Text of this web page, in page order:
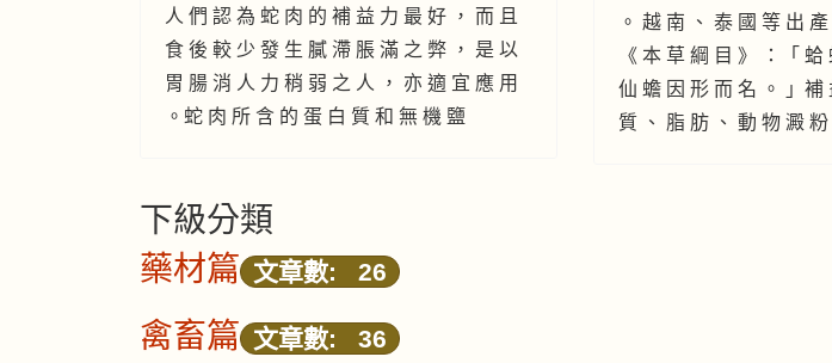
人 們 認 為 蛇 肉 的 補 益 力 最 好 ， 而 且
食 後 較 少 發 生 膩 滯 脹 滿 之 弊 ， 是 以
胃 腸 消 人 力 稍 弱 之 人 ， 亦 適 宜 應 用
。蛇 肉 所 含 的 蛋 白 質 和 無 機 鹽
。 越 南 、 泰 國 等 出
《 本 草 綱 目 》 ：「 蛤
仙 蟾 因 形 而 名 。 」補
質 、 脂 肪 、 動 物 澱
下級分類
藥材篇 文章數: 26
禽畜篇 文章數: 36